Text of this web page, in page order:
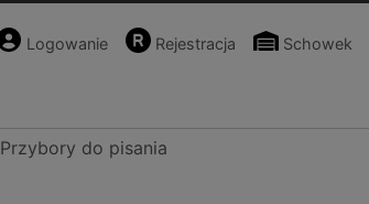
Logowanie Rejestracja Schowek
Przybory do pisania